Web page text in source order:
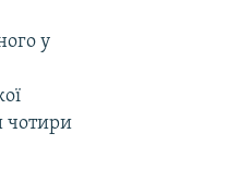
у
чотири